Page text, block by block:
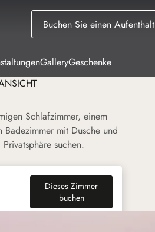
Buchen Sie einen Aufenthalt
GalleryGeschenke
Schlafzimmer, einem
mit Dusche und
suchen.
Dieses Zimmer
buchen(neuen Tab)